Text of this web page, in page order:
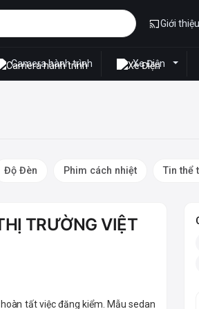
Giới thiệu
Camera hành trình Xe Điện
Độ Đèn Phim cách nhiệt Tin thể
TRƯỜNG VIỆT
tất việc đăng kiểm. Mẫu sedan